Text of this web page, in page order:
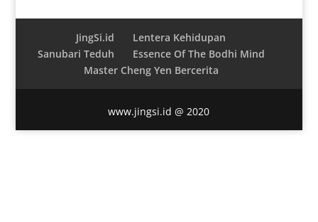
JingSi.id
Lentera Kehidupan
Sanubari Teduh
Essence Of The Bodhi Mind
Master Cheng Yen Bercerita
www.jingsi.id @ 2020